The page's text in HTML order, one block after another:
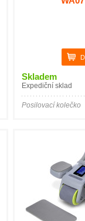
Skladem
Expediční sklad
Posilovací kolečko